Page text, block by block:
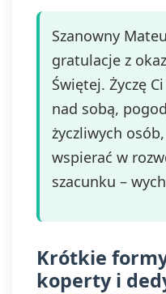
Szanowny
gratulacje z
Świętej. Życzę
nad sobą,
życzliwych
wspierać w
szacunku –
Krótkie
koperty i